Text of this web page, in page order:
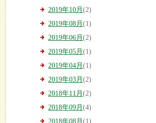
2019年10月 (2)
2019年08月 (1)
2019年06月 (2)
2019年05月 (1)
2019年04月 (1)
2019年03月 (2)
2018年11月 (2)
2018年09月 (4)
2018年08月 (1)